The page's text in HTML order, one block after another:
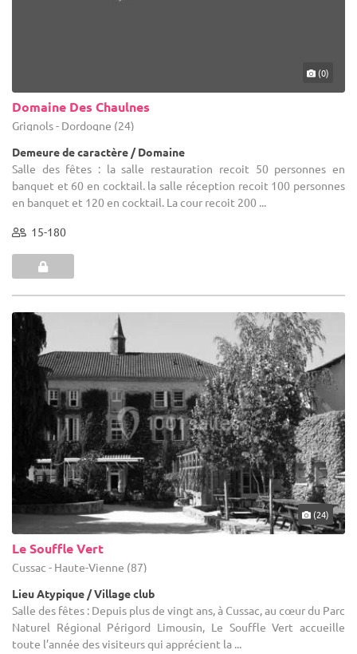
(0)
Domaine Des Chaulnes
Grignols - Dordogne (24)
Demeure de caractère / Domaine
Salle des fêtes : la salle restauration recoit 50 personnes en
banquet et 60 en cocktail. la salle réception recoit 100 personnes
en banquet et 120 en cocktail. La cour recoit 200 ...
15-180
(24)
Le Souffle Vert
Cussac - Haute-Vienne (87)
Lieu Atypique / Village club
Salle des fêtes : Depuis plus de vingt ans, à Cussac, au cœur du Parc
Naturel Régional Périgord Limousin, Le Souffle Vert accueille
toute l’année des visiteurs qui apprécient la ...